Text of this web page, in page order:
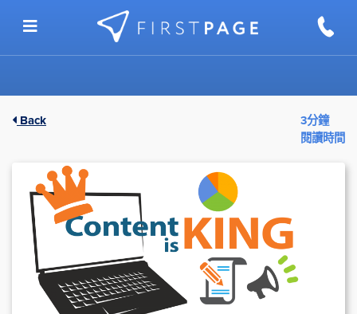
Back
3分鐘
閱讀時間